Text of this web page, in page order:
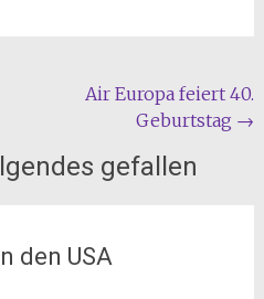
Air Europa feiert 40.
Geburtstag →
gefallen
den USA